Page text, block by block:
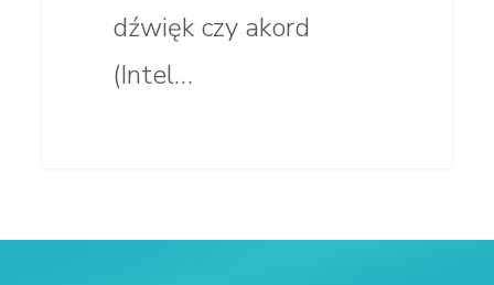
dźwięk czy akord
(Intel…